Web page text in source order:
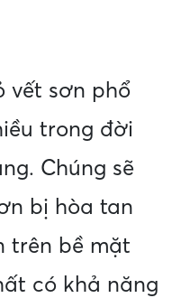
vết sơn phổ
trong đời
Chúng sẽ
bị hòa tan
trên bề mặt
có khả năng